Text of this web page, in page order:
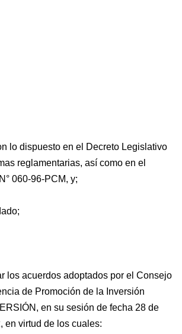
lo dispuesto en el Decreto Legislativo
reglamentarias, así como en el
060-96-PCM, y;
los acuerdos adoptados por el Consejo
de Promoción de la Inversión
en su sesión de fecha 28 de
en virtud de los cuales: